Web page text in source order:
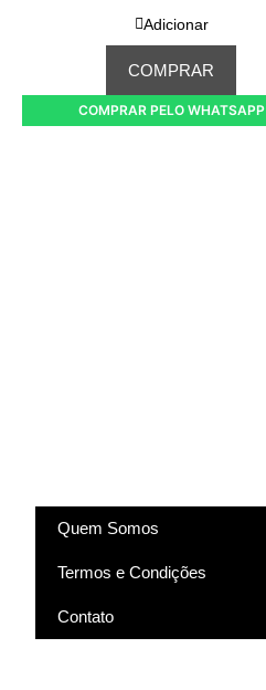
Adicionar
COMPRAR
COMPRAR PELO WHATSAPP
Quem Somos
Termos e Condições
Contato